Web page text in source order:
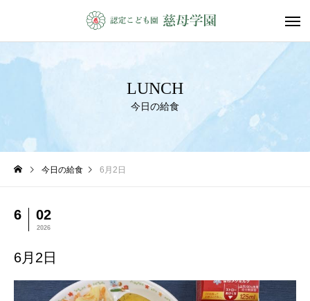
LUNCH
今日の給食
今日の給食 6月2日
6 02
2026
6月2日